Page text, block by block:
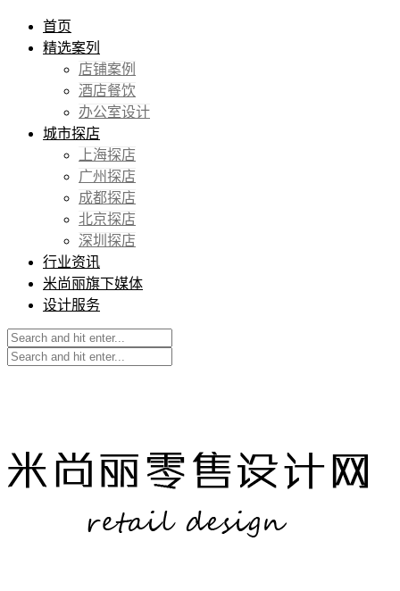
首页
精选案列
店铺案例
酒店餐饮
办公室设计
城市探店
上海探店
广州探店
成都探店
北京探店
深圳探店
行业资讯
米尚丽旗下媒体
设计服务